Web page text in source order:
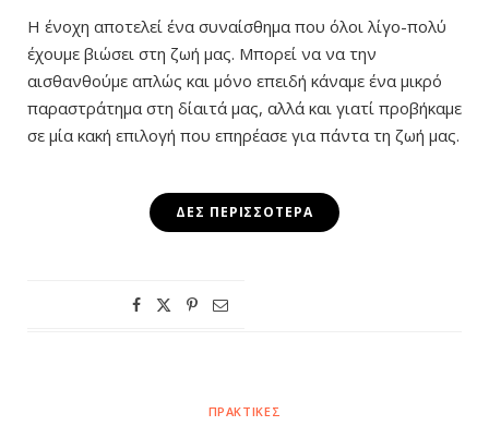
Η ένοχη αποτελεί ένα συναίσθημα που όλοι λίγο-πολύ
έχουμε βιώσει στη ζωή μας. Μπορεί να να την
αισθανθούμε απλώς και μόνο επειδή κάναμε ένα μικρό
παραστράτημα στη δίαιτά μας, αλλά και γιατί προβήκαμε
σε μία κακή επιλογή που επηρέασε για πάντα τη ζωή μας.
ΔΕΣ ΠΕΡΙΣΣΌΤΕΡΑ
ΠΡΑΚΤΙΚΈΣ